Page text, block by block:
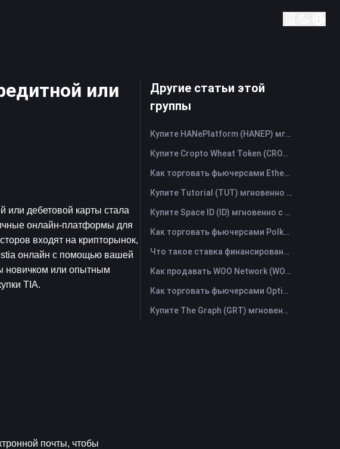
или
или дебетовой карты стала
онлайн-платформы для
входят на крипторынок,
онлайн с помощью вашей
новичком или опытным
TIA.
почты, чтобы
Другие статьи этой
группы
Купите HANePlatform (HANEP) мгновенно с помощью кредитной или дебетовой карты
Купите Cropto Wheat Token (CROW) мгновенно с помощью кредитной или дебетовой карты
Как торговать фьючерсами Ethena (ENA): Полное руководство для начинающих
Купите Tutorial (TUT) мгновенно с помощью кредитной или дебетовой карты
Купите Space ID (ID) мгновенно с помощью кредитной или дебетовой карты
Как торговать фьючерсами Polkadot (DOT): Полное руководство для начинающих
Что такое ставка финансирования? Понимание рыночных сигналов и распространённых злоупотреблений
Как продавать WOO Network (WOO)? | FameEX
Как торговать фьючерсами Optimism (OP): Полное руководство для начинающих
Купите The Graph (GRT) мгновенно с помощью кредитной или дебетовой карты